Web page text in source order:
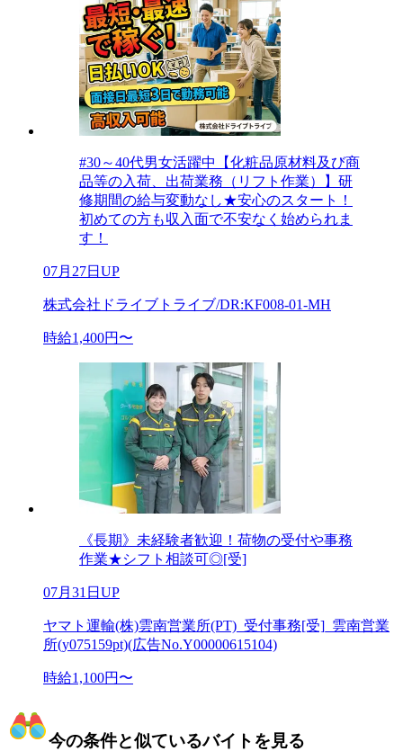
#30～40代男女活躍中【化粧品原材料及び商
品等の入荷、出荷業務（リフト作業）】研
修期間の給与変動なし★安心のスタート！
初めての方も収入面で不安なく始められま
す！
07月27日UP
株式会社ドライブトライブ/DR:KF008-01-MH
時給1,400円〜
《長期》未経験者歓迎！荷物の受付や事務
作業★シフト相談可◎[受]
07月31日UP
ヤマト運輸(株)雲南営業所(PT)_受付事務[受]_雲南営業
所(y075159pt)(広告No.Y00000615104)
時給1,100円〜
今の条件と似ているバイトを見る